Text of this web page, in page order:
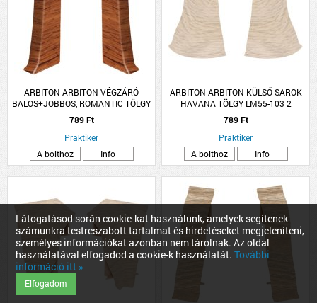
Látogatásod során cookie-kat használunk, amelyek segítenek
számunkra testreszabott tartalmat és hirdetéseket megjeleníteni,
személyes információkat azonban nem tárolnak. Az oldal
használatával elfogadod a cookie-k használatát. További
információ itt »
Elfogadom
ARBITON ARBITON VÉGZÁRÓ
BALOS+JOBBOS, ROMANTIC TÖLGY
LM55-83 2 DARAB/CSOMAG
789 Ft
Praktiker
A bolthoz
Info
ARBITON ARBITON KÜLSŐ SAROK
HAVANA TÖLGY LM55-103 2
DB/CSOMAG
789 Ft
Praktiker
A bolthoz
Info